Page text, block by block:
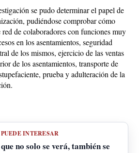
se pudo determinar el papel de
pudiéndose comprobar cómo
de colaboradores con funciones muy
en los asentamientos, seguridad
de los mismos, ejercicio de las ventas
de los asentamientos, transporte de
prueba y adulteración de la
INTERESAR
no solo se verá, también se